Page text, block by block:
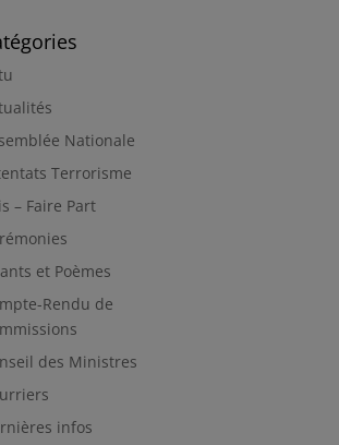
Nationale
Terrorisme
– Faire Part
et Poèmes
Rendu de
des Ministres
infos